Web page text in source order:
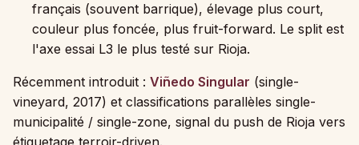
français (souvent barrique), élevage plus court,
couleur plus foncée, plus fruit-forward. Le split est
l'axe essai L3 le plus testé sur Rioja.
Récemment introduit : Viñedo Singular (single-
vineyard, 2017) et classifications parallèles single-
municipalité / single-zone, signal du push de Rioja vers
étiquetage terroir-driven.